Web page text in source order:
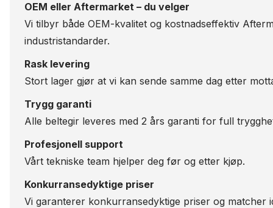
OEM eller Aftermarket – du velger
Vi tilbyr både OEM-kvalitet og kostnadseffektiv
industristandarder.
Rask levering
Stort lager gjør at vi kan sende samme dag etter
Trygg garanti
Alle beltegir leveres med 2 års garanti for full
Profesjonell support
Vårt tekniske team hjelper deg før og etter kjøp.
Konkurransedyktige priser
Vi garanterer konkurransedyktige priser og matcher